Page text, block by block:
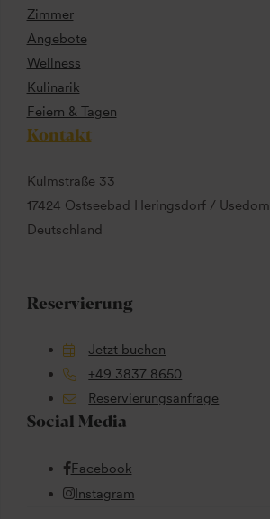
Zimmer
Angebote
Wellness
Kulinarik
Feiern & Tagen
Kontakt
Kulmstraße 33
17424 Ostseebad Heringsdorf / Usedom
Deutschland
Reservierung
Jetzt buchen
+49 3837 8650
Reservierungsanfrage
Social Media
Facebook
Instagram